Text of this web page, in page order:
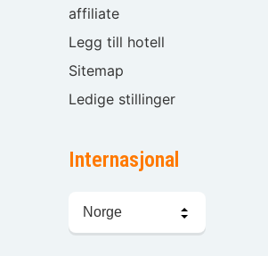
affiliate
Legg till hotell
Sitemap
Ledige stillinger
Internasjonal